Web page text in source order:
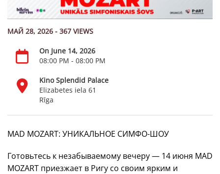
МАЙ 28, 2026 - 367 VIEWS
On June 14, 2026
08:00 PM - 08:00 PM
Kino Splendid Palace
Elizabetes iela 61
Rīga
MAD MOZART: УНИКАЛЬНОЕ СИМФО-ШОУ
Готовьтесь к незабываемому вечеру — 14 июня MAD
MOZART приезжает в Ригу со своим ярким и